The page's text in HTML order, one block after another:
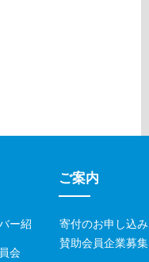
ー紹
会
ご案内
寄付のお申し込み
賛助会員企業募集